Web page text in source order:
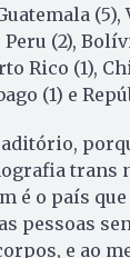
(5),
Peru (2),
Rico (1),
(1) e
trans
é o país
pessoas
e ao